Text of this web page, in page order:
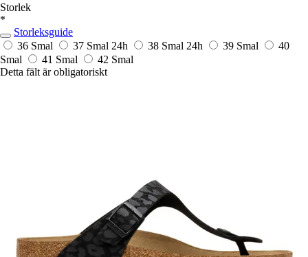
Storlek
*
Storleksguide
36 Smal
37 Smal 24h 38 Smal 24h 39 Smal
40
Smal
41 Smal
42 Smal
Detta fält är obligatoriskt